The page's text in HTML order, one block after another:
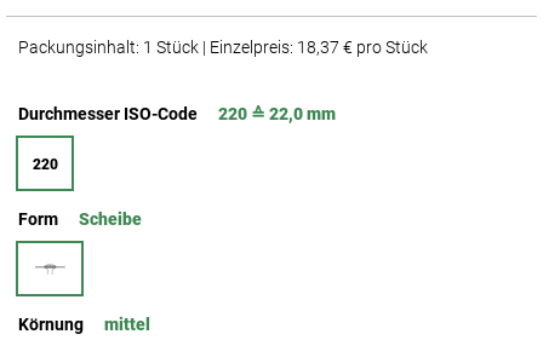
Packungsinhalt: 1 Stück | Einzelpreis: 18,37 € pro Stück
Durchmesser ISO-Code 220 ≙ 22,0 mm
220
Form Scheibe
Körnung mittel